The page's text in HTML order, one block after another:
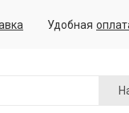
Удобная